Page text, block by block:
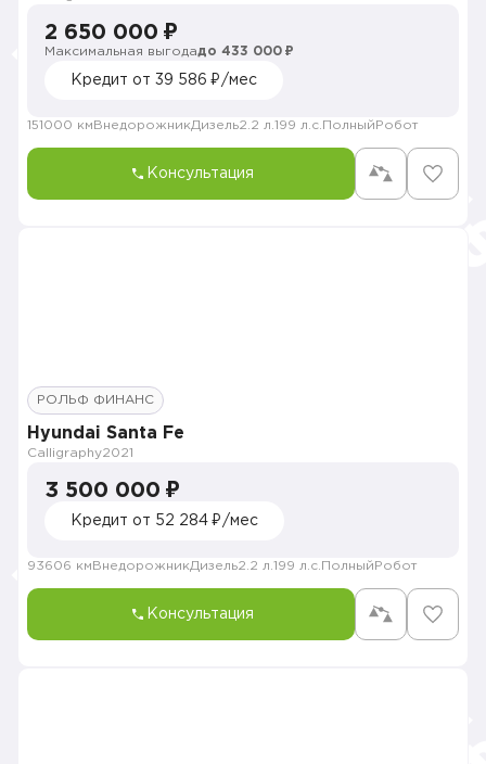
2 650 000 ₽
Максимальная выгодадо 433 000 ₽
Кредит от 39 586 ₽/мес
151000 км ВнедорожникДизель2.2 л. 199 л.с. Полный Робот
Консультация
РОЛЬФ ФИНАНС
Hyundai Santa Fe
Calligraphy2021
3 500 000 ₽
Кредит от 52 284 ₽/мес
93606 км ВнедорожникДизель2.2 л. 199 л.с. Полный Робот
Консультация